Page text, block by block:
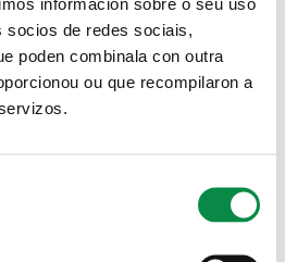
de redes sociais,
poden combinala con outra
ou que recompilaron a
dos creadores de contido e
, que estarán no IES do
certame Galetiktokers con 1.800